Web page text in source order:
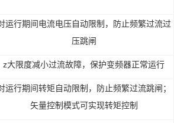
运行期间电流电压自动限制，防止频繁过流过
压跳闸
z大限度减小过流故障，保护变频器正常运行
运行期间转矩自动限制，防止频繁过流跳闸；
矢量控制模式可实现转矩控制